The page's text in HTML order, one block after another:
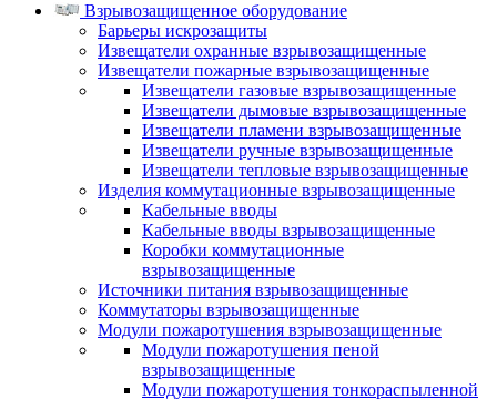
Взрывозащищенное оборудование
Барьеры искрозащиты
Извещатели охранные взрывозащищенные
Извещатели пожарные взрывозащищенные
Извещатели газовые взрывозащищенные
Извещатели дымовые взрывозащищенные
Извещатели пламени взрывозащищенные
Извещатели ручные взрывозащищенные
Извещатели тепловые взрывозащищенные
Изделия коммутационные взрывозащищенные
Кабельные вводы
Кабельные вводы взрывозащищенные
Коробки коммутационные
взрывозащищенные
Источники питания взрывозащищенные
Коммутаторы взрывозащищенные
Модули пожаротушения взрывозащищенные
Модули пожаротушения пеной
взрывозащищенные
Модули пожаротушения тонкораспыленной